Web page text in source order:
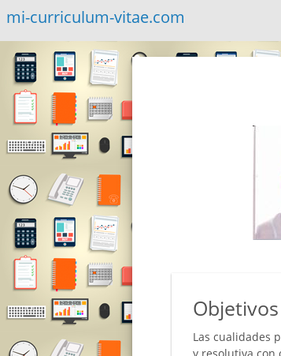
mi-curriculum-vitae.com
Objetivos
Las cualidades